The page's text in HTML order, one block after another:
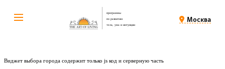
программы
по развитию
тела, ума и интуиции
Москва
Виджет выбора города содержит только js код и серверную часть